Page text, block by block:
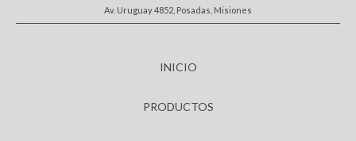
Av. Uruguay 4852, Posadas, Misiones
INICIO
PRODUCTOS